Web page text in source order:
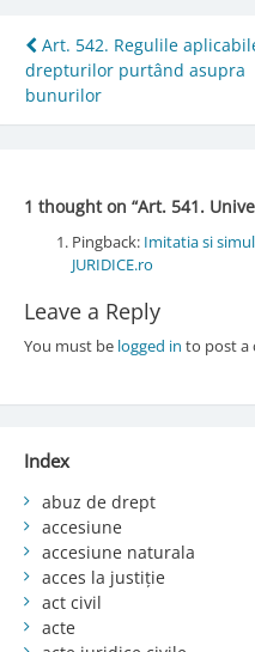
Post
navigation
Art. 542. Regulile
drepturilor purtând asupra
bunurilor
1 thought on “Art. 541.
Pingback: Imitatia si
JURIDICE.ro
Leave a Reply
You must be logged in to post a
Index
abuz de drept
accesiune
accesiune naturala
acces la justiție
act civil
acte